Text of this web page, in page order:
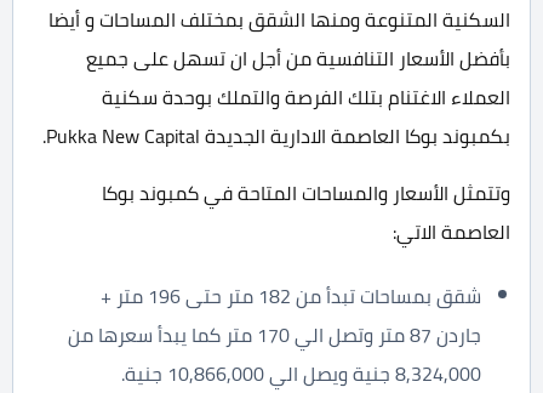
السكنية المتنوعة ومنها الشقق بمختلف المساحات و أيضا
بأفضل الأسعار التنافسية من أجل ان تسهل على جميع
العملاء الاغتنام بتلك الفرصة والتملك بوحدة سكنية
بكمبوند بوكا العاصمة الادارية الجديدة Pukka New Capital.
وتتمثل الأسعار والمساحات المتاحة في كمبوند بوكا
العاصمة الاتي:
شقق بمساحات تبدأ من 182 متر حتى 196 متر +
جاردن 87 متر وتصل الي 170 متر كما يبدأ سعرها من
8,324,000 جنية ويصل الي 10,866,000 جنية.